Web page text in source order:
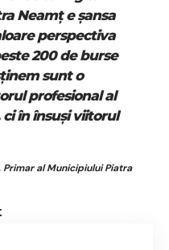
Neamț e șansa
perspectiva
200 de burse
sunt o
profesional al
în însuși viitorul
al Municipiului Piatra